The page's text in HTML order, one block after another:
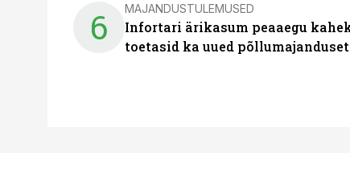
6 MAJANDUSTULEMUSED
Infortari ärikasum peaaegu
toetasid ka uued